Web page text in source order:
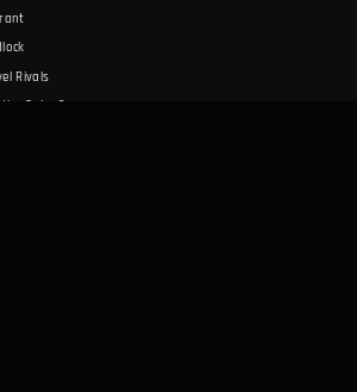
Rivals
the Spire 2